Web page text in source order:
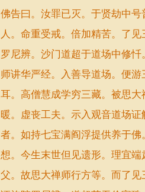
佛告曰。汝罪已灭。于贤劫中
人。命重受戒。倍加精苦。了
罗尼辨。沙门道超于道场中修
师讲华严经。入善导道场。便
耳。高僧慧成学穷三藏。被思
暖。虚丧工夫。示入观音道场
者。如持七宝满阎浮提供养于
想。今生末世但见遗形。理宜
父。故思大禅师行方等。而了